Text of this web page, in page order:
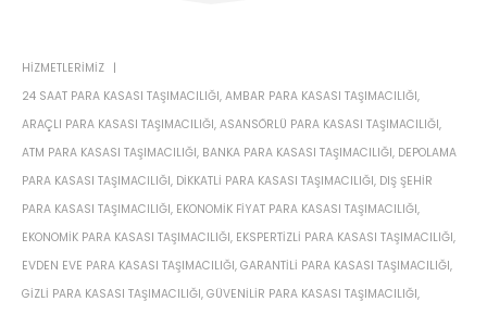
HIZMETLERIMIZ
24 SAAT PARA KASASI TAŞIMACILIĞI, AMBAR PARA KASASI TAŞIMACILIĞI,
ARAÇLI PARA KASASI TAŞIMACILIĞI, ASANSÖRLÜ PARA KASASI TAŞIMACILIĞI,
ATM PARA KASASI TAŞIMACILIĞI, BANKA PARA KASASI TAŞIMACILIĞI, DEPOLAMA
PARA KASASI TAŞIMACILIĞI, DIKKATLI PARA KASASI TAŞIMACILIĞI, DIŞ ŞEHIR
PARA KASASI TAŞIMACILIĞI, EKONOMIK FIYAT PARA KASASI TAŞIMACILIĞI,
EKONOMIK PARA KASASI TAŞIMACILIĞI, EKSPERTIZLI PARA KASASI TAŞIMACILIĞI,
EVDEN EVE PARA KASASI TAŞIMACILIĞI, GARANTILI PARA KASASI TAŞIMACILIĞI,
GIZLI PARA KASASI TAŞIMACILIĞI, GÜVENILIR PARA KASASI TAŞIMACILIĞI,